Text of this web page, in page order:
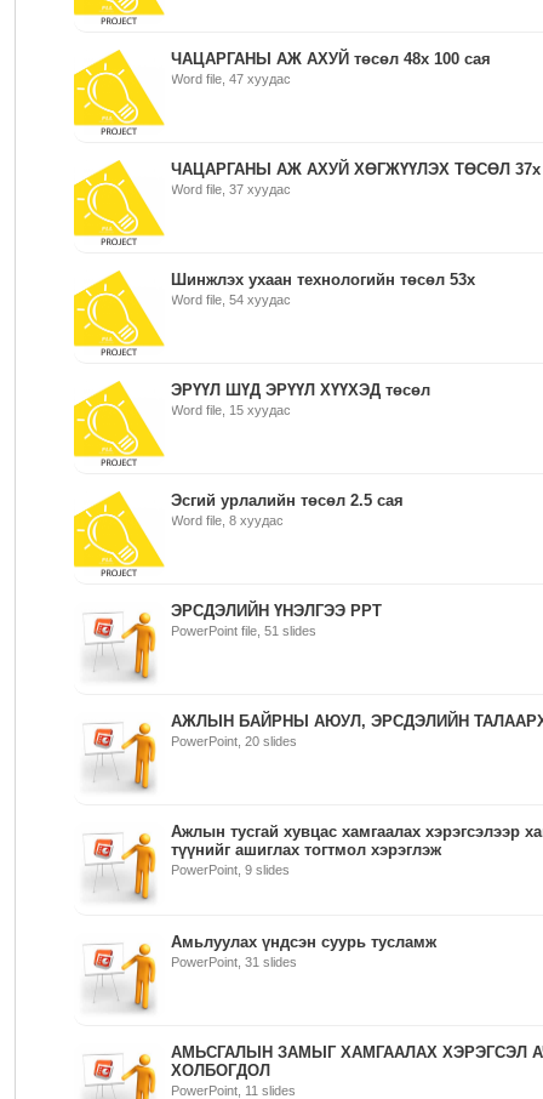
ЧАЦАРГАНЫ АЖ АХУЙ төсөл 48x 100 сая
Word file, 47 хуудас
ЧАЦАРГАНЫ АЖ АХУЙ ХӨГЖҮҮЛЭХ ТӨСӨЛ 37х
Word file, 37 хуудас
Шинжлэх ухаан технологийн төсөл 53x
Word file, 54 хуудас
ЭРҮҮЛ ШҮД ЭРҮҮЛ ХҮҮХЭД төсөл
Word file, 15 хуудас
Эсгий урлалийн төсөл 2.5 сая
Word file, 8 хуудас
ЭРСДЭЛИЙН ҮНЭЛГЭЭ PPT
PowerPoint file, 51 slides
АЖЛЫН БАЙРНЫ АЮУЛ, ЭРСДЭЛИЙН
PowerPoint, 20 slides
Ажлын тусгай хувцас хамгаалах хэрэгсэлээр
түүнийг ашиглах тогтмол хэрэглэж
PowerPoint, 9 slides
Амьлуулах үндсэн суурь тусламж
PowerPoint, 31 slides
АМЬСГАЛЫН ЗАМЫГ ХАМГААЛАХ ХЭРЭГСЭЛ
ХОЛБОГДОЛ
PowerPoint, 11 slides